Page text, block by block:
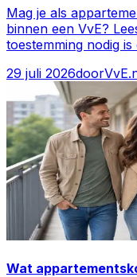
Mag je als
binnen een VvE?
toestemming nodig
29 juli 2026door
Wat